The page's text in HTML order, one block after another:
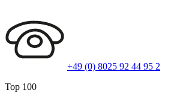
+49 (0) 8025 92 44 95 2
Top 100